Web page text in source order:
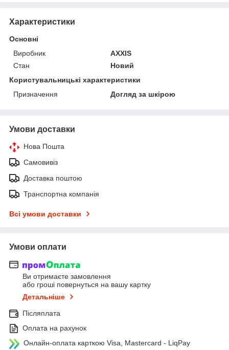
Характеристики
Основні
Виробник
AXXIS
Стан
Новий
Користувальницькі характеристики
Призначення
Догляд за шкірою
Умови доставки
Нова Пошта
Самовивіз
Доставка поштою
Транспортна компанія
Всі умови доставки
Умови оплати
Ви отримаєте замовлення
або гроші повернуться на вашу картку
Детальніше
Післяплата
Оплата на рахунок
Онлайн-оплата карткою Visa, Mastercard - LiqPay